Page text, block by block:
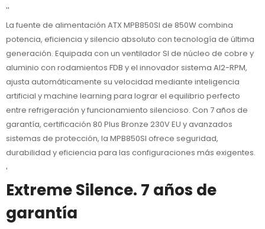
''
La fuente de alimentación ATX MPB850SI de 850W combina
potencia, eficiencia y silencio absoluto con tecnología de última
generación. Equipada con un ventilador SI de núcleo de cobre y
aluminio con rodamientos FDB y el innovador sistema AI2-RPM,
ajusta automáticamente su velocidad mediante inteligencia
artificial y machine learning para lograr el equilibrio perfecto
entre refrigeración y funcionamiento silencioso. Con 7 años de
garantía, certificación 80 Plus Bronze 230V EU y avanzados
sistemas de protección, la MPB850SI ofrece seguridad,
durabilidad y eficiencia para las configuraciones más exigentes.
'
Extreme Silence. 7 años de
garantía